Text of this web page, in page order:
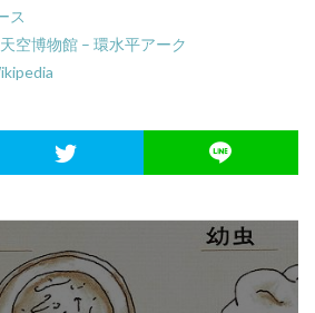
ス
空博物館 – 環水平アーク